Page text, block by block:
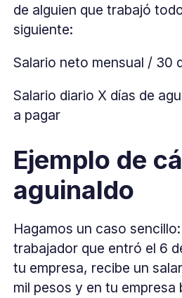
de alguien que trabajó
siguiente:
Salario neto mensual / 30
Salario diario X días de
a pagar
Ejemplo de
aguinaldo
Hagamos un caso
trabajador que entró el 6
tu empresa, recibe un
mil pesos y en tu empresa